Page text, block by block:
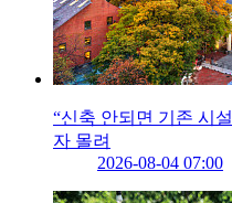
“신축 안되면 기존 시
자 몰려
2026-08-04 07:00